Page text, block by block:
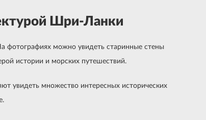
Шри-Ланки
фотографиях можно увидеть старинные стены
истории и морских путешествий.
увидеть множество интересных исторических